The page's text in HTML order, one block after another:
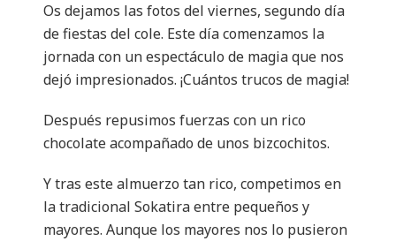
Os dejamos las fotos del viernes, segundo día
de fiestas del cole. Este día comenzamos la
jornada con un espectáculo de magia que nos
dejó impresionados. ¡Cuántos trucos de magia!
Después repusimos fuerzas con un rico
chocolate acompañado de unos bizcochitos.
Y tras este almuerzo tan rico, competimos en
la tradicional Sokatira entre pequeños y
mayores. Aunque los mayores nos lo pusieron